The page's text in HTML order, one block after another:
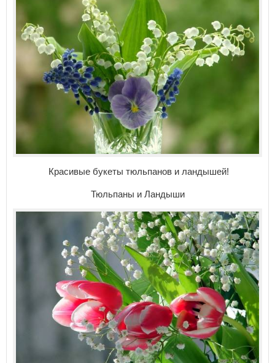
Красивые букеты тюльпанов и ландышей!
Тюльпаны и Ландыши